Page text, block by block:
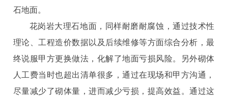
石地面。
花岗岩大理石地面，同样耐磨耐腐蚀，通过技术性
理论、工程造价数据以及后续维修等方面综合分析，最
终说服甲方更换做法，化解了地面亏损风险。另外砌体
人工费当时也超出清单很多，通过在现场和甲方沟通，
尽量减少了砌体量，进而减少亏损，提高效益。通过这